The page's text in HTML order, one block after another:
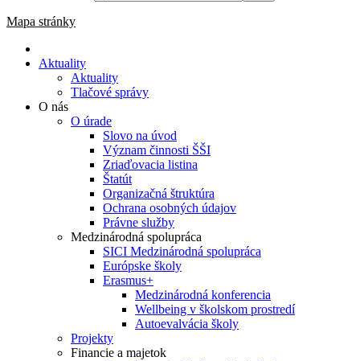
Mapa stránky
Aktuality
Aktuality
Tlačové správy
O nás
O úrade
Slovo na úvod
Význam činnosti ŠŠI
Zriaďovacia listina
Štatút
Organizačná štruktúra
Ochrana osobných údajov
Právne služby
Medzinárodná spolupráca
SICI Medzinárodná spolupráca
Európske školy
Erasmus+
Medzinárodná konferencia
Wellbeing v školskom prostredí
Autoevalvácia školy
Projekty
Financie a majetok